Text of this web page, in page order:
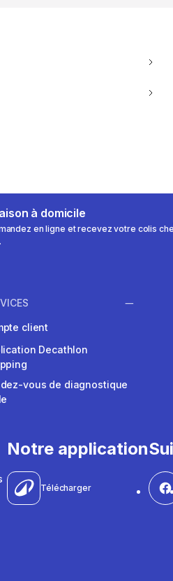
à domicile
en ligne et recevez votre colis
client
Decathlon
vous de diagnostique
Notre application
Télécharger